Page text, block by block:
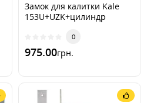
Замок для калитки Kale
153U+UZK+цилиндр
0
975.00грн.